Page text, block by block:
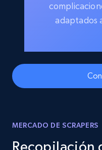
adaptados
MERCADO DE SCRAPERS
Recopilación